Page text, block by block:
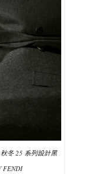
冬 25 系列設計黑
FENDI